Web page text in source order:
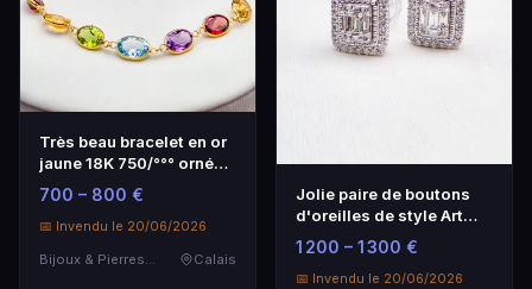
Très beau bracelet en or
jaune 18K 750/°°° ornée
de topazes,…
700 – 800 €
📅 Invendu le 20/06/2026
Bijoux & Pierres Précieuses
Calais
Jolie paire de boutons
d'oreilles de style Art
Déco en or bl…
1 200 – 1 300 €
📅 Invendu le 20/06/2026